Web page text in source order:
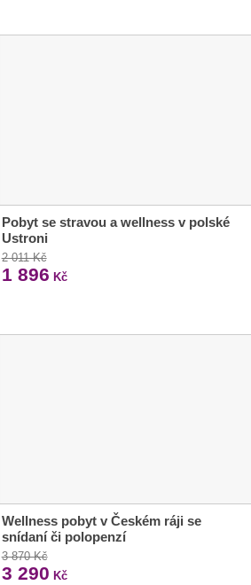
Pobyt se stravou a wellness v polské
Ustroni
2 011 Kč
1 896 Kč
Wellness pobyt v Českém ráji se
snídaní či polopenzí
3 870 Kč
3 290 Kč